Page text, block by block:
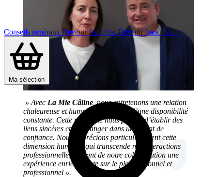
Conseils généraux Devenir franchiséDevenir franchiseur
Ma sélection
» Avec La Mie Câline , nous entretenons une relation
chaleureuse et humaine, empreinte d’une disponibilité
constante. Cette proximité nous permet d’établir des
liens sincères et d’échanger dans un climat de
confiance. Nous apprécions particulièrement cette
dimension humaine qui transcende nos interactions
professionnelles, faisant de notre collaboration une
expérience enrichissante sur le plan personnel et
professionnel ».